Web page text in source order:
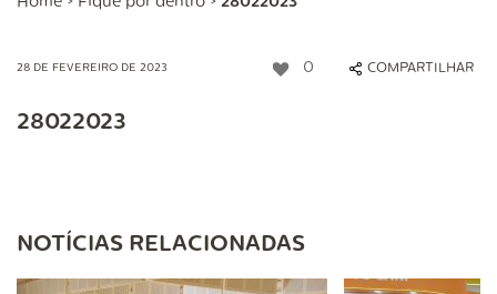
28 DE FEVEREIRO DE 2023 0 COMPARTILHAR
28022023
NOTÍCIAS RELACIONADAS